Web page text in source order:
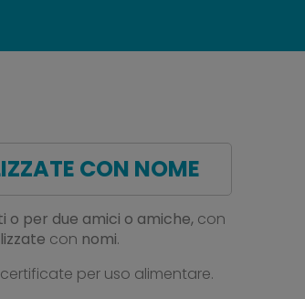
CON NOME
o per due amici o amiche, con
con nomi.
per uso alimentare.